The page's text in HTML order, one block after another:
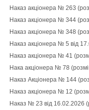
Наказ акціонера № 263
Наказ акціонера № 344
Наказ акціонера № 348
Наказ акціонера № 5 від
Наказ акціонера № 41
Нака акціонера № 78
Наказ Акціонера № 144
Наказ акціонера № 12
Наказ № 23 від 16.02.2026